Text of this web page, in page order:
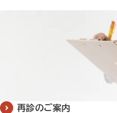
再診のご案内